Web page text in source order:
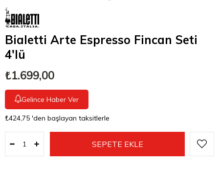
Bialetti Arte Espresso Fincan Seti
4'lü
₺1.699,00
Gelince Haber Ver
₺424,75 'den başlayan taksitlerle